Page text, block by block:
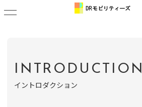
INTRODUCTION
イントロダクション